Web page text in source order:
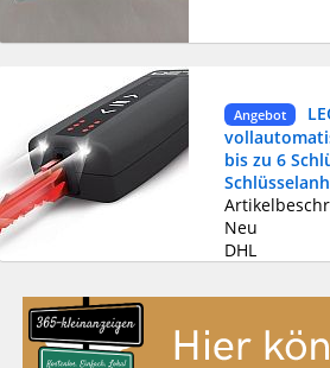
Angebot
bis zu 6
Neu
DHL